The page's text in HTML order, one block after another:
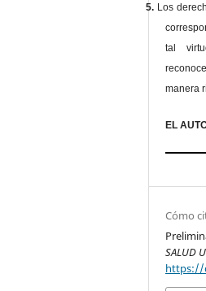
5. Los
tal
manera
EL
Cómo
SALUD
https://